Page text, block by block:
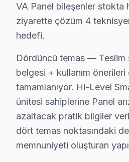
Topçular'da Hi-Level TV
Topçular Mahallesi,
Yeşilpınar'da Hi-Level TV
Yeşilpınar Mahallesi,
Hi-Level Firmware ve
2025 yılı itibarıyla Hi-Level
VA Panel bileşenler stokta
ziyarette çözüm 4
hedefi.
Dördüncü temas — Teslim
belgesi + kullanım önerileri
tamamlanıyor. Hi-Level
ünitesi sahiplerine Panel
azaltacak pratik bilgiler
dört temas noktasındaki
memnuniyeti oluşturan